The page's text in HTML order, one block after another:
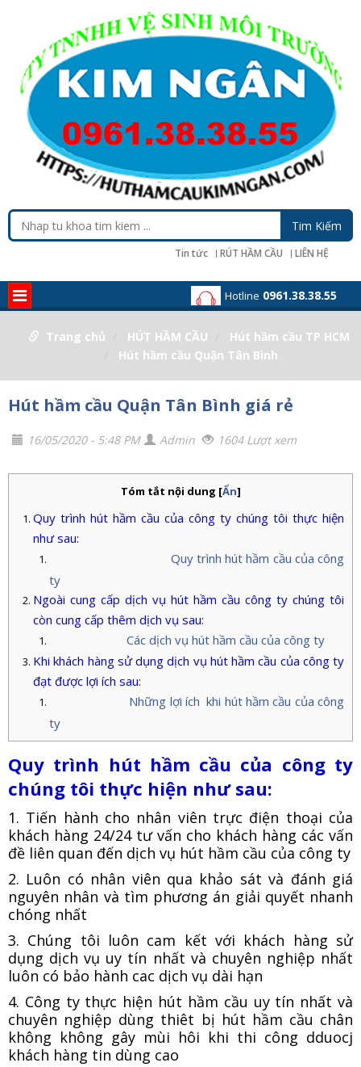
Tin tức RÚT HẦM CẦU LIÊN HỆ
Hotline 0961.38.38.55
Trang chủ HÚT HẦM CẦU
Hút hầm cầu TP HCM
Hút hầm cầu Quận Tân Bình
Hút hầm cầu Quận Tân Bình giá rẻ
16/05/2020 - 5:48 PM Admin 1604 Lượt xem
Tóm tắt nội dung [Ẩn]
Quy trình hút hầm cầu của công ty chúng tôi thực hiện
như sau:
Quy trình hút hầm cầu của công
ty
Ngoài cung cấp dịch vụ hút hầm cầu công ty chúng tôi
còn cung cấp thêm dịch vụ sau:
Các dịch vụ hút hầm cầu của công ty
Khi khách hàng sử dụng dịch vụ hút hầm cầu của công ty
đạt được lợi ích sau:
Những lợi ích khi hút hầm cầu của công
ty
Quy trình hút hầm cầu của công ty
chúng tôi thực hiện như sau:
1. Tiến hành cho nhân viên trực điện thoại của
khách hàng 24/24 tư vấn cho khách hàng các vấn
đề liên quan đến dịch vụ hút hầm cầu của công ty
2. Luôn có nhân viên qua khảo sát và đánh giá
nguyên nhân và tìm phương án giải quyết nhanh
chóng nhất
3. Chúng tôi luôn cam kết với khách hàng sử
dụng dịch vụ uy tín nhất và chuyên nghiệp nhất
luôn có bảo hành cac dịch vụ dài hạn
4. Công ty thực hiện hút hầm cầu uy tín nhất và
chuyên nghiệp dùng thiêt bị hút hầm cầu chân
không không gây mùi hôi khi thi công dduocj
khách hàng tin dùng cao